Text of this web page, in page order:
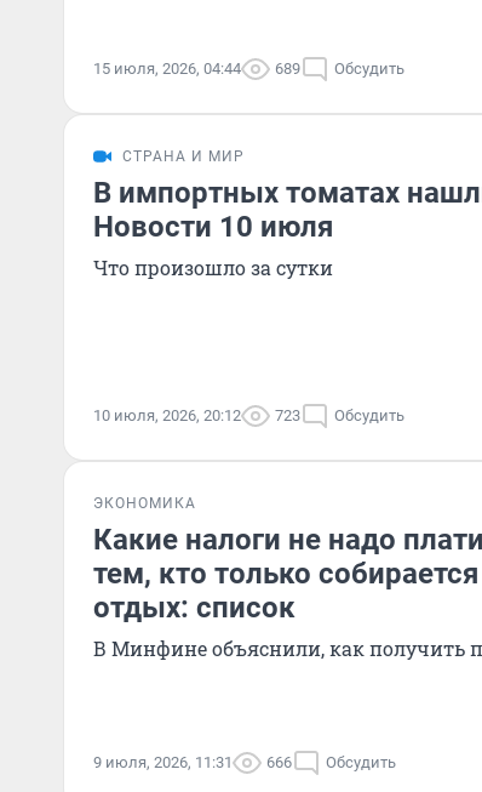
15 июля, 2026, 04:44 689 Обсудить
СТРАНА И МИР
В импортных томатах
Новости 10 июля
Что произошло за сутки
10 июля, 2026, 20:12 723 Обсудить
ЭКОНОМИКА
Какие налоги не надо
тем, кто только
отдых: список
В Минфине объяснили, как получить
9 июля, 2026, 11:31 666 Обсудить